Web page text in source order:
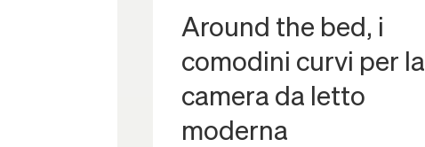
Around the bed, i
comodini curvi per la
camera da letto
moderna